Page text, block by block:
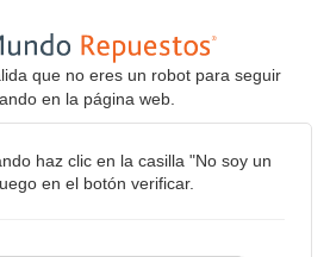
que no eres un robot para seguir
en la página web.
haz clic en la casilla "No soy un
en el botón verificar.